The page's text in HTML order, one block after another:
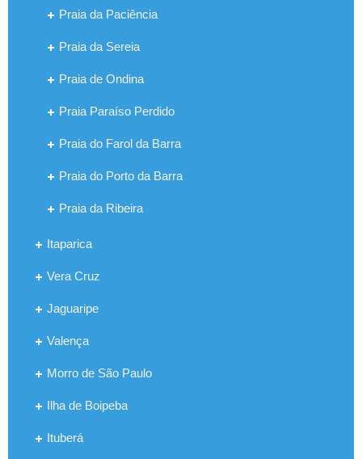
Praia da Paciência
Praia da Sereia
Praia de Ondina
Praia Paraíso Perdido
Praia do Farol da Barra
Praia do Porto da Barra
Praia da Ribeira
Itaparica
Vera Cruz
Jaguaripe
Valença
Morro de São Paulo
Ilha de Boipeba
Ituberá